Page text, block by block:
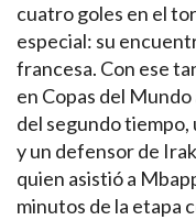
cuatro goles en el
especial: su
francesa. Con ese
en Copas del
del segundo
y un defensor de
quien asistió a
minutos de la etapa